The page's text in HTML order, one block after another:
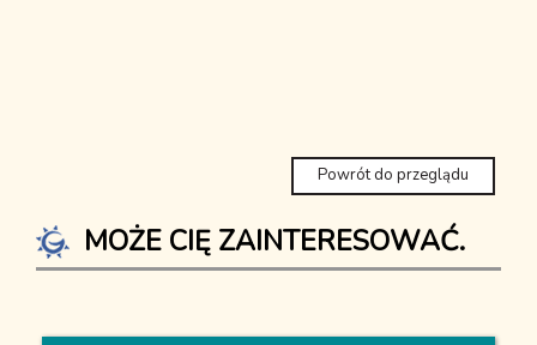
Powrót do przeglądu
MOŻE CIĘ ZAINTERESOWAĆ.